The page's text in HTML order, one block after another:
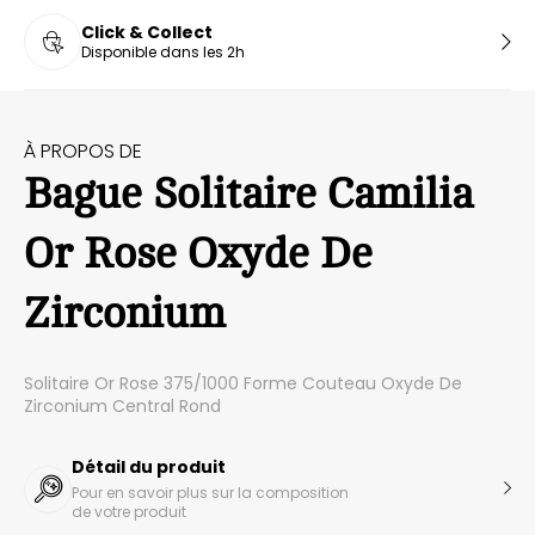
Click & Collect
Disponible dans les 2h
À PROPOS DE
Bague Solitaire Camilia
Or Rose Oxyde De
Zirconium
Solitaire Or Rose 375/1000 Forme Couteau Oxyde De
Zirconium Central Rond
Détail du produit
Pour en savoir plus sur la composition
de votre produit